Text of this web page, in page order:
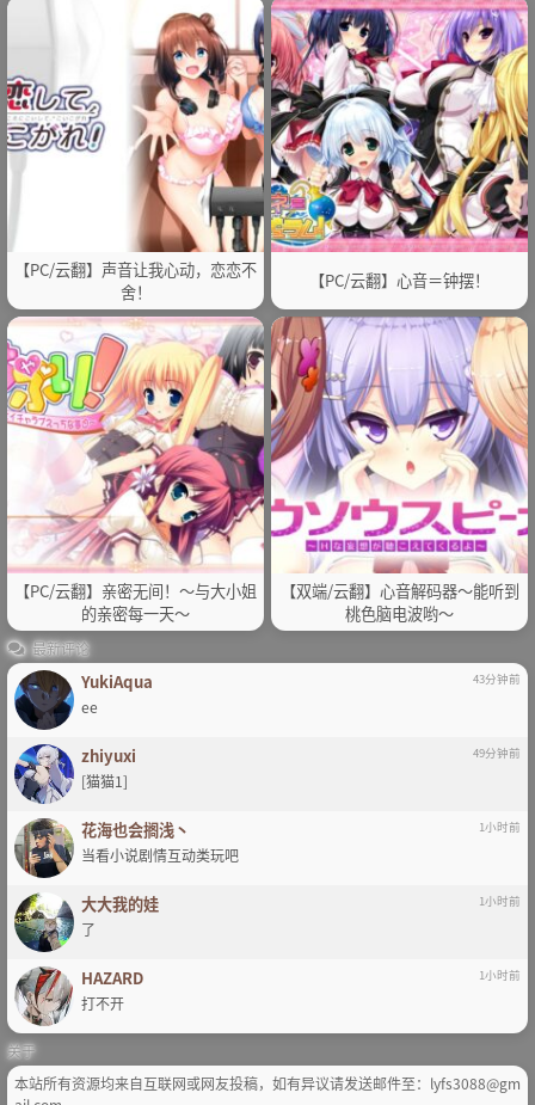
【PC/云翻】声音让我心动，恋恋不
舍！
【PC/云翻】心音＝钟摆！
【PC/云翻】亲密无间！～与大小姐
的亲密每一天～
【双端/云翻】心音解码器～能听到
桃色脑电波哟～
最新评论
YukiAqua 43分钟前
ee
zhiyuxi 49分钟前
[猫猫1]
花海也会搁浅丶 1小时前
当看小说剧情互动类玩吧
大大我的娃 1小时前
了
HAZARD 1小时前
打不开
关于
本站所有资源均来自互联网或网友投稿，如有异议请发送邮件至：lyfs3088@gm